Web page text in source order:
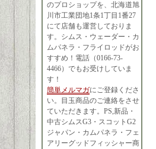
のプロショップを、北海道旭
川市工業団地1条1丁目1番27
にて店舗も運営しておりま
す。シムス・ウェーダー・カ
ムパネラ・フライロッドがお
すすめ！電話（0166-73-
4466）でもお受けしていま
す！
簡単メルマガにご登録くださ
い。目玉商品のご連絡をさせ
ていただきます。PS,新品・
中古シムスG3・スコットG2
ジャパン・カムパネラ・フェ
アリーグッドフィッシャー商